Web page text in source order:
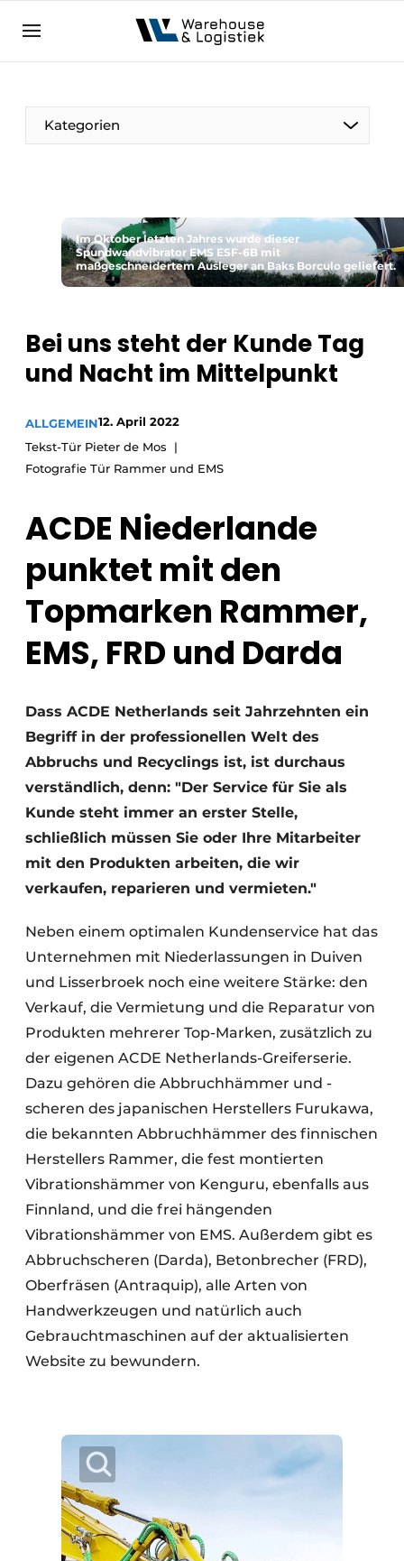
NL EN
Kategorien
Im Oktober letzten Jahres wurde dieser
Spundwandvibrator EMS ESF-6B mit
maßgeschneidertem Ausleger an Baks Borculo geliefert.
Bei uns steht der Kunde Tag
und Nacht im Mittelpunkt
ALLGEMEIN12. April 2022
Tekst-Tür Pieter de Mos
Fotografie Tür Rammer und EMS
ACDE Niederlande
punktet mit den
Topmarken Rammer,
EMS, FRD und Darda
Dass ACDE Netherlands seit Jahrzehnten ein
Begriff in der professionellen Welt des
Abbruchs und Recyclings ist, ist durchaus
verständlich, denn: "Der Service für Sie als
Kunde steht immer an erster Stelle,
schließlich müssen Sie oder Ihre Mitarbeiter
mit den Produkten arbeiten, die wir
verkaufen, reparieren und vermieten."
Neben einem optimalen Kundenservice hat das
Unternehmen mit Niederlassungen in Duiven
und Lisserbroek noch eine weitere Stärke: den
Verkauf, die Vermietung und die Reparatur von
Produkten mehrerer Top-Marken, zusätzlich zu
der eigenen ACDE Netherlands-Greiferserie.
Dazu gehören die Abbruchhämmer und -
scheren des japanischen Herstellers Furukawa,
die bekannten Abbruchhämmer des finnischen
Herstellers Rammer, die fest montierten
Vibrationshämmer von Kenguru, ebenfalls aus
Finnland, und die frei hängenden
Vibrationshämmer von EMS. Außerdem gibt es
Abbruchscheren (Darda), Betonbrecher (FRD),
Oberfräsen (Antraquip), alle Arten von
Handwerkzeugen und natürlich auch
Gebrauchtmaschinen auf der aktualisierten
Website zu bewundern.